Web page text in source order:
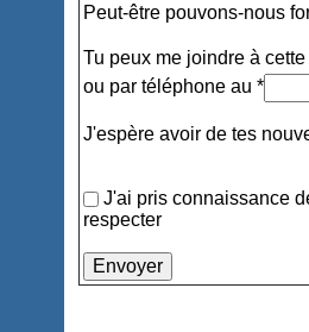
Peut-être pouvons-nous
Tu peux me joindre à
ou par téléphone au *
J'espère avoir de tes
J'ai pris connaissance
respecter